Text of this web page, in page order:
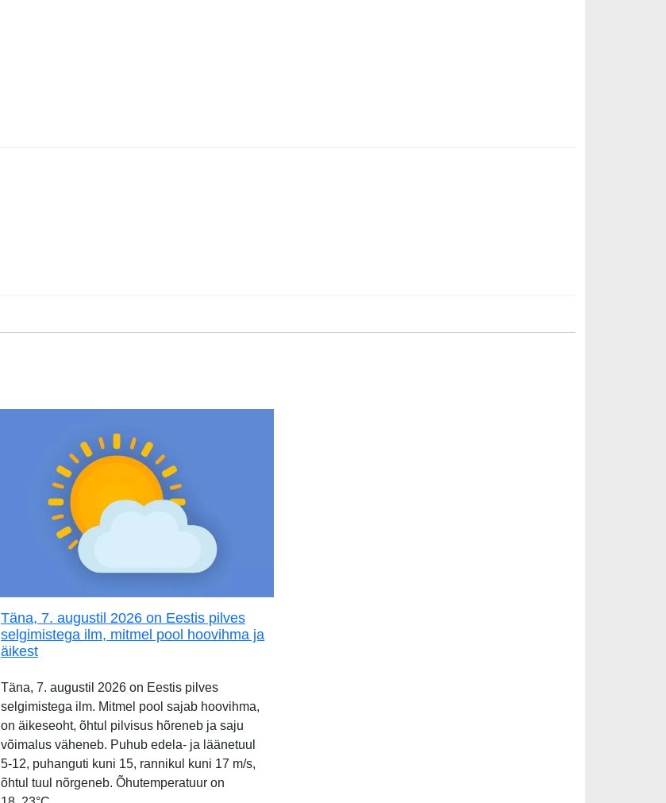
Täna, 7. augustil 2026 on Eestis pilves
selgimistega ilm, mitmel pool hoovihma ja
äikest
Täna, 7. augustil 2026 on Eestis pilves
selgimistega ilm. Mitmel pool sajab hoovihma,
on äikeseoht, õhtul pilvisus hõreneb ja saju
võimalus väheneb. Puhub edela- ja läänetuul
5-12, puhanguti kuni 15, rannikul kuni 17 m/s,
õhtul tuul nõrgeneb. Õhutemperatuur on